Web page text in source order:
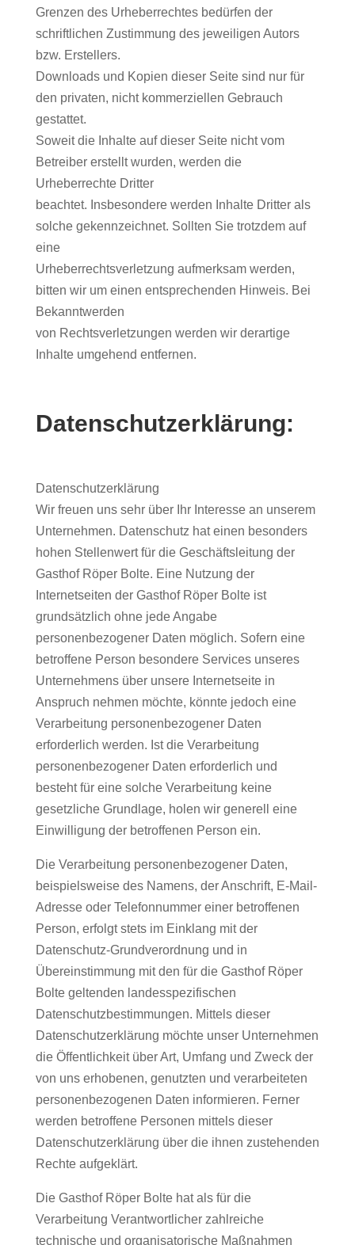
Grenzen des Urheberrechtes bedürfen der
schriftlichen Zustimmung des jeweiligen Autors
bzw. Erstellers.
Downloads und Kopien dieser Seite sind nur für
den privaten, nicht kommerziellen Gebrauch
gestattet.
Soweit die Inhalte auf dieser Seite nicht vom
Betreiber erstellt wurden, werden die
Urheberrechte Dritter
beachtet. Insbesondere werden Inhalte Dritter als
solche gekennzeichnet. Sollten Sie trotzdem auf
eine
Urheberrechtsverletzung aufmerksam werden,
bitten wir um einen entsprechenden Hinweis. Bei
Bekanntwerden
von Rechtsverletzungen werden wir derartige
Inhalte umgehend entfernen.
Datenschutzerklärung:
Datenschutzerklärung
Wir freuen uns sehr über Ihr Interesse an unserem
Unternehmen. Datenschutz hat einen besonders
hohen Stellenwert für die Geschäftsleitung der
Gasthof Röper Bolte. Eine Nutzung der
Internetseiten der Gasthof Röper Bolte ist
grundsätzlich ohne jede Angabe
personenbezogener Daten möglich. Sofern eine
betroffene Person besondere Services unseres
Unternehmens über unsere Internetseite in
Anspruch nehmen möchte, könnte jedoch eine
Verarbeitung personenbezogener Daten
erforderlich werden. Ist die Verarbeitung
personenbezogener Daten erforderlich und
besteht für eine solche Verarbeitung keine
gesetzliche Grundlage, holen wir generell eine
Einwilligung der betroffenen Person ein.
Die Verarbeitung personenbezogener Daten,
beispielsweise des Namens, der Anschrift, E-Mail-
Adresse oder Telefonnummer einer betroffenen
Person, erfolgt stets im Einklang mit der
Datenschutz-Grundverordnung und in
Übereinstimmung mit den für die Gasthof Röper
Bolte geltenden landesspezifischen
Datenschutzbestimmungen. Mittels dieser
Datenschutzerklärung möchte unser Unternehmen
die Öffentlichkeit über Art, Umfang und Zweck der
von uns erhobenen, genutzten und verarbeiteten
personenbezogenen Daten informieren. Ferner
werden betroffene Personen mittels dieser
Datenschutzerklärung über die ihnen zustehenden
Rechte aufgeklärt.
Die Gasthof Röper Bolte hat als für die
Verarbeitung Verantwortlicher zahlreiche
technische und organisatorische Maßnahmen